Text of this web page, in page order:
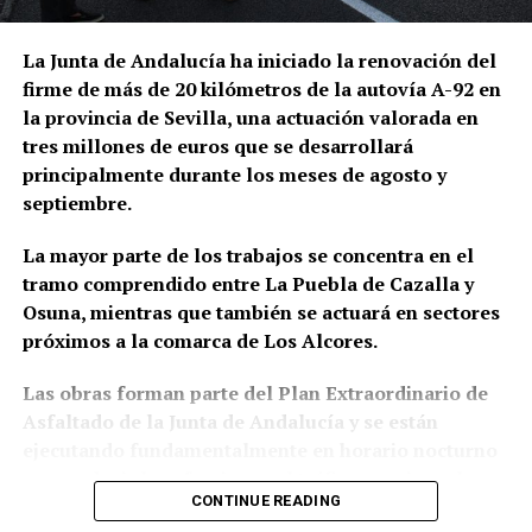
inmuebles. En domicilios relacionados con uno de
los principales investigados fueron intervenidos
además 66.000 euros en efectivo, junto con relojes
de lujo, dispositivos electrónicos y abundante
documentación.
Las pesquisas patrimoniales apuntan también a que
parte de los beneficios obtenidos presuntamente
mediante el fraude habría sido desviada hacia una
sociedad patrimonial, utilizada para canalizar el
dinero y mantener inmuebles relacionados con
algunos de los principales investigados. Es
precisamente esta parte del entramado la que
fundamenta la investigación paralela por supuesto
blanqueo de capitales.
la Sierra Sur sevillana. No se trata únicamente de
que La Puebla de Cazalla figure entre las
La Junta de Andalucía ha iniciado la renovación del
firme de más de 20 kilómetros de la autovía A-92 en
la provincia de Sevilla, una actuación valorada en
tres millones de euros que se desarrollará
principalmente durante los meses de agosto y
septiembre.
La mayor parte de los trabajos se concentra en el
tramo comprendido entre La Puebla de Cazalla y
Osuna, mientras que también se actuará en sectores
próximos a la comarca de Los Alcores.
Las obras forman parte del Plan Extraordinario de
Asfaltado de la Junta de Andalucía y se están
para reducir las afecciones al tráfico y mejorar la
seguridad de los trabajadores.
CONTINUE READING